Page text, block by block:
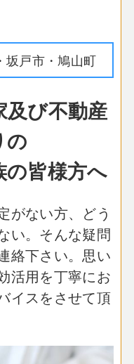
坂戸市・鳩山町
び不動産
の
皆様方へ
がない方、どう
。 そんな疑問
下さい。 思い
活用を丁寧にお
イスをさせて頂